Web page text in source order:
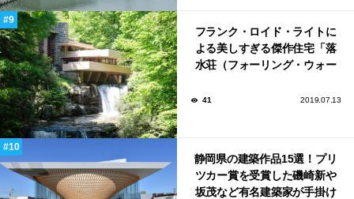
フランク・ロイド・ライトに
よる美しすぎる傑作住宅「落
水荘（フォーリング・ウォー
41 2019.07.13
静岡県の建築作品15選！プリ
ツカー賞を受賞した磯崎新や
坂茂など有名建築家が手掛け